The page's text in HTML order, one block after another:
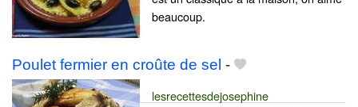
beaucoup.
Poulet fermier en croûte de sel -
lesrecettesdejosephine